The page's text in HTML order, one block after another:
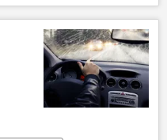
Vokietija